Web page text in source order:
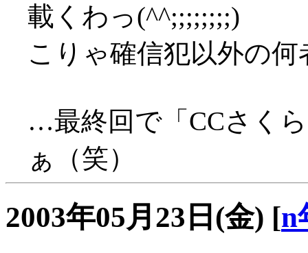
載くわっ(^^;;;;;;;;)
こりゃ確信犯以外の
…最終回で「CCさく
ぁ（笑）
2003年05月23日(金) [n